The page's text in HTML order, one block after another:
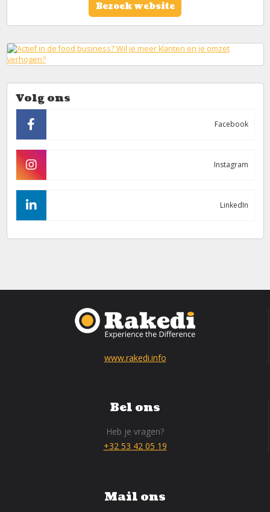
Bezoek website
Volg ons
Facebook
Instagram
LinkedIn
www.rakedi.info
Bel ons
Heb je vragen?
+32 53 42 05 19
Mail ons